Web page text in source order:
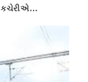
કચેરીએ